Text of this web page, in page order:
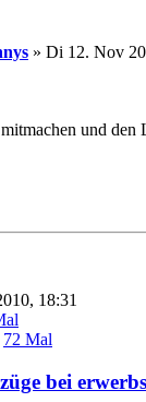
» Di 12. Nov
und den
18:31
72 Mal
bei